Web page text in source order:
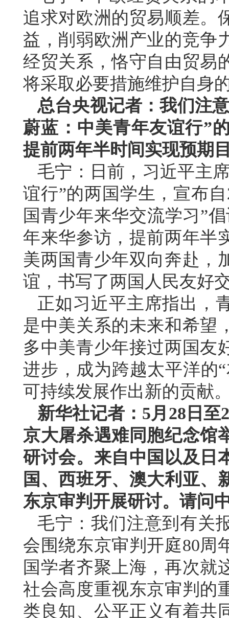
追求对欧洲的贸易顺差。
益，削弱欧洲产业的竞争
经贸关系，恪守自由贸易
将采取必要措施维护自身
总台央视记者：我们注
蔚蓝：中美青年友谊行”
提前两年半时间实现预期
毛宁：日前，习近平主
谊行”的两国学生，宣布
国青少年来华交流学习”
年来华参访，提前两年半
美两国青少年双向奔赴，
谊，书写了两国人民友好
正如习近平主席指出，
是中美关系的未来和希望
多中美青少年接过两国友
进步，成为跨越太平洋的
可持续发展作出新的贡献
新华社记者：5月28日
京大屠杀遇难同胞纪念馆
研讨会。来自中国以及日
国、西班牙、澳大利亚、
东京审判开展研讨。请问
毛宁：我们注意到有关
会围绕东京审判开庭80周
国学者齐聚上海，再次就
社会高度重视东京审判的
类良知、公平正义有着共